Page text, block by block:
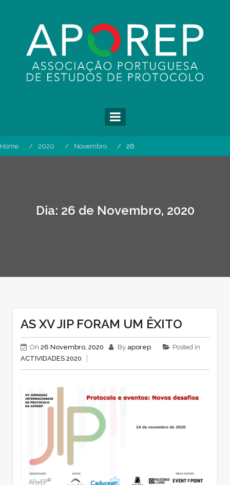
Home 2020 Novembro 26
Dia: 26 de Novembro, 2020
AS XV JIP FORAM UM ÊXITO
On 26 Novembro, 2020 By aporep
Posted in
ACTIVIDADES 2020